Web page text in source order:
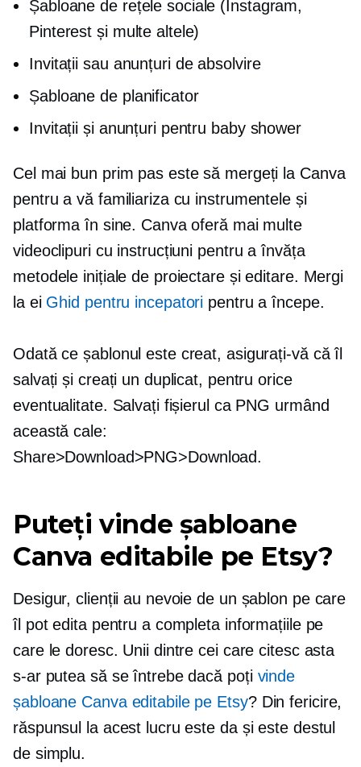
Șabloane de rețele sociale (Instagram,
Pinterest și multe altele)
Invitații sau anunțuri de absolvire
Șabloane de planificator
Invitații și anunțuri pentru baby shower
Cel mai bun prim pas este să mergeți la Canva
pentru a vă familiariza cu instrumentele și
platforma în sine. Canva oferă mai multe
videoclipuri cu instrucțiuni pentru a învăța
metodele inițiale de proiectare și editare. Mergi
la ei Ghid pentru incepatori pentru a începe.
Odată ce șablonul este creat, asigurați-vă că îl
salvați și creați un duplicat, pentru orice
eventualitate. Salvați fișierul ca PNG urmând
această cale:
Share>Download>PNG>Download.
Puteți vinde șabloane
Canva editabile pe Etsy?
Desigur, clienții au nevoie de un șablon pe care
îl pot edita pentru a completa informațiile pe
care le doresc. Unii dintre cei care citesc asta
s-ar putea să se întrebe dacă poți vinde
șabloane Canva editabile pe Etsy? Din fericire,
răspunsul la acest lucru este da și este destul
de simplu.